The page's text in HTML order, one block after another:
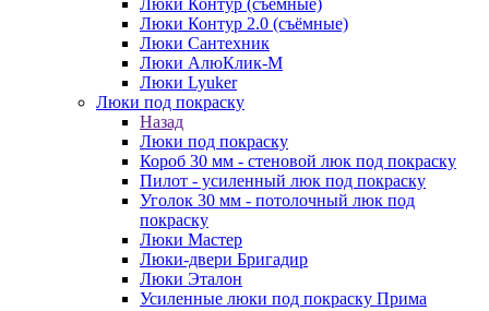
Люки Контур (съёмные)
Люки Контур 2.0 (съёмные)
Люки Сантехник
Люки АлюКлик-М
Люки Lyuker
Люки под покраску
Назад
Люки под покраску
Короб 30 мм - стеновой люк под покраску
Пилот - усиленный люк под покраску
Уголок 30 мм - потолочный люк под
покраску
Люки Мастер
Люки-двери Бригадир
Люки Эталон
Усиленные люки под покраску Прима